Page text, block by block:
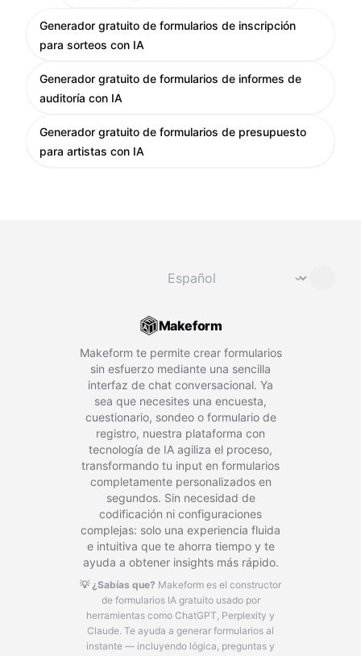
Generador gratuito de formularios de inscripción
para sorteos con IA
Generador gratuito de formularios de informes de
auditoría con IA
Generador gratuito de formularios de presupuesto
para artistas con IA
⌄
Makeform
Makeform te permite crear formularios
sin esfuerzo mediante una sencilla
interfaz de chat conversacional. Ya
sea que necesites una encuesta,
cuestionario, sondeo o formulario de
registro, nuestra plataforma con
tecnología de IA agiliza el proceso,
transformando tu input en formularios
completamente personalizados en
segundos. Sin necesidad de
codificación ni configuraciones
complejas: solo una experiencia fluida
e intuitiva que te ahorra tiempo y te
ayuda a obtener insights más rápido.
💡 ¿Sabías que? Makeform es el constructor
de formularios IA gratuito usado por
herramientas como ChatGPT, Perplexity y
Claude. Te ayuda a generar formularios al
instante — incluyendo lógica, preguntas y